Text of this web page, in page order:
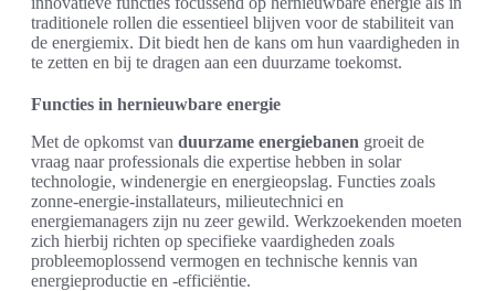
traditionele rollen die essentieel blijven voor de stabiliteit van
de energiemix. Dit biedt hen de kans om hun vaardigheden in
te zetten en bij te dragen aan een duurzame toekomst.
Functies in hernieuwbare energie
Met de opkomst van duurzame energiebanen groeit de
vraag naar professionals die expertise hebben in solar
technologie, windenergie en energieopslag. Functies zoals
zonne-energie-installateurs, milieutechnici en
energiemanagers zijn nu zeer gewild. Werkzoekenden moeten
zich hierbij richten op specifieke vaardigheden zoals
probleemoplossend vermogen en technische kennis van
energieproductie en -efficiëntie.